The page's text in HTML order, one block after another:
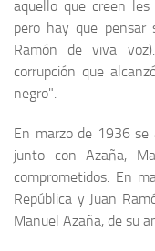
aquello que creen
pero hay que pensar
Ramón de viva
corrupción que
negro".
En marzo de 1936 se
junto con Azaña,
compro­metidos. En
República y Juan
Manuel Azaña, de su